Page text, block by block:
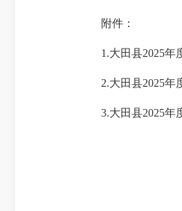
附件：
1.大田县2025年
2.大田县2025年
3.大田县2025年